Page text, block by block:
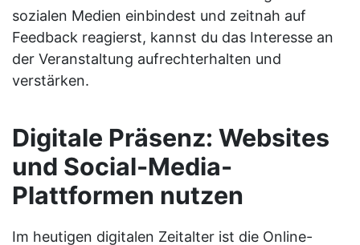
sozialen Medien einbindest und zeitnah auf
Feedback reagierst, kannst du das Interesse an
der Veranstaltung aufrechterhalten und
verstärken.
Digitale Präsenz: Websites
und Social-Media-
Plattformen nutzen
Im heutigen digitalen Zeitalter ist die Online-